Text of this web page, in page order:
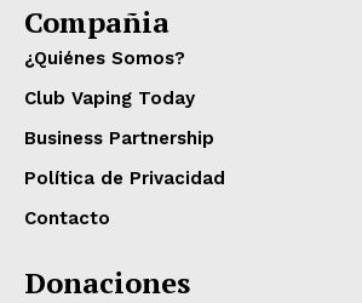
Compañia
¿Quiénes Somos?
Club Vaping Today
Business Partnership
Política de Privacidad
Contacto
Donaciones